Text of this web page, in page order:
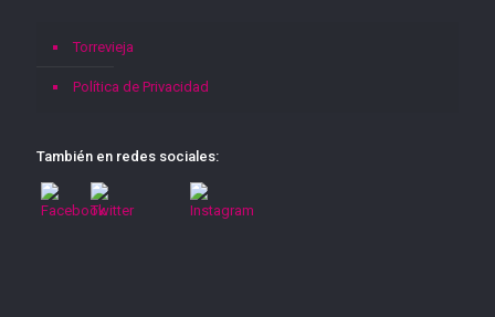
Torrevieja
Política de Privacidad
También en redes sociales: